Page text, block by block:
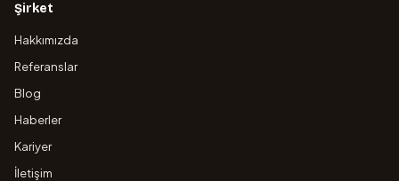
Şirket
Hakkımızda
Referanslar
Blog
Haberler
Kariyer
İletişim